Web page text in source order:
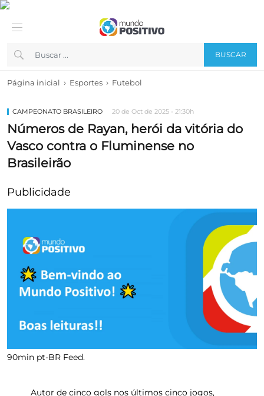
BUSCAR
Página inicial › Esportes › Futebol
CAMPEONATO BRASILEIRO 20 de Oct de 2025 - 21:30h
Números de Rayan, herói da vitória do
Vasco contra o Fluminense no
Brasileirão
Publicidade
90min pt-BR Feed.
Autor de cinco gols nos últimos cinco jogos,